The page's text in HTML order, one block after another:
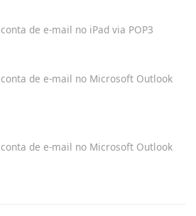
de e-mail no iPad via POP3
de e-mail no Microsoft Outlook
de e-mail no Microsoft Outlook